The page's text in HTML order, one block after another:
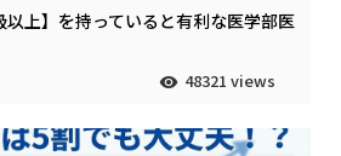
上】を持っていると有利な医学部医
48321 views